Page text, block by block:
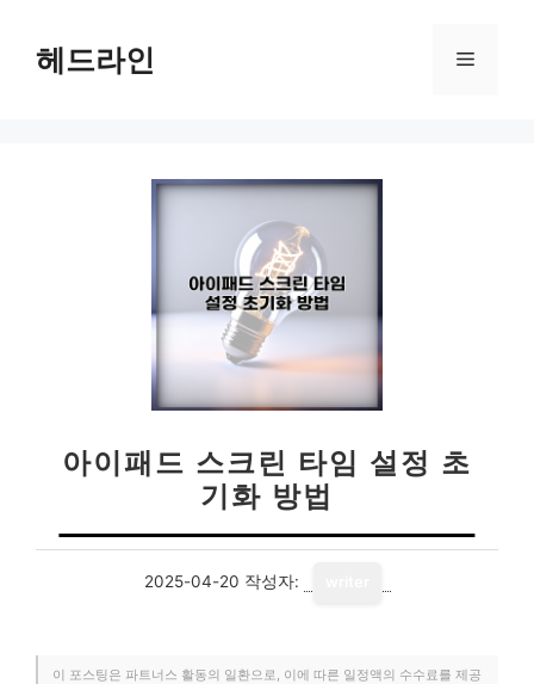
헤드라인 메
아이패드 스크린 타임 설정 초
기화 방법
2025-04-20 작성자:
이 포스팅은 파트너스 활동의 일환으로, 이에 따른 일정액의 수수료를 제공